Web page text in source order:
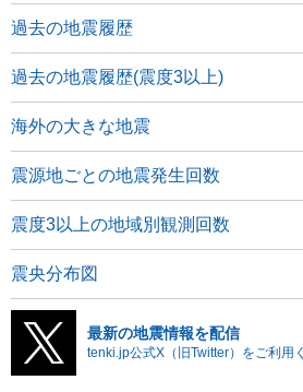
過去の地震履歴
過去の地震履歴(震度3以上)
海外の大きな地震
震源地ごとの地震発生回数
震度3以上の地域別観測回数
震央分布図
最新の地震情報を配信
tenki.jp公式X（旧Twitter）をご利用